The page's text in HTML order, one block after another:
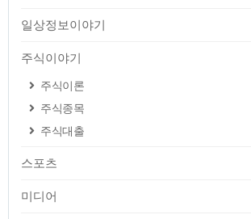
일상정보이야기
주식이야기
주식이론
주식종목
주식대출
스포츠
미디어